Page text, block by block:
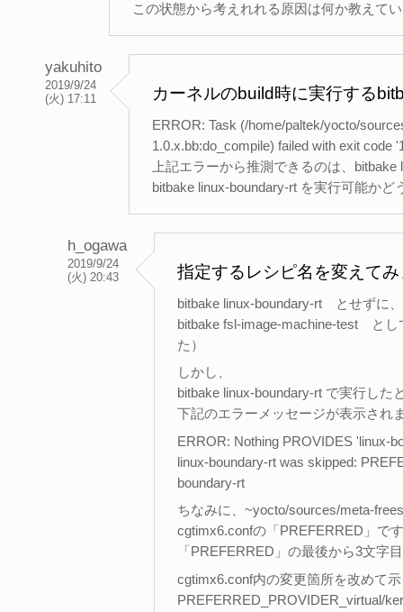
この状態から考えれれる原因は何か教えて
yakuhito
2019/9/24
(火) 17:11
カーネルのbuild時に実行する
ERROR: Task (/home/paltek/yocto/
1.0.x.bb:do_compile) failed with exit code
上記エラーから推測できるのは、
bitbake linux-boundary-rt を実行可能かど
h_ogawa
2019/9/24
(火) 20:43
指定するレシピ名を変えて
bitbake linux-boundary-rt とせずに、
bitbake fsl-image-machine-test とし
た）
しかし、
bitbake linux-boundary-rt で実行した
下記のエラーメッセージが表示され
ERROR: Nothing PROVIDES 'linux-
linux-boundary-rt was skipped:
boundary-rt
ちなみに、~yocto/sources/meta-
cgtimx6.confの「PREFERRED」で
「PREFERRED」の最後から3文字
cgtimx6.conf内の変更箇所を改めて
PREFERRED_PROVIDER_virtual/